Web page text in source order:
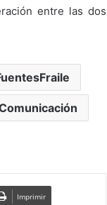
entre las dos
Imprimir